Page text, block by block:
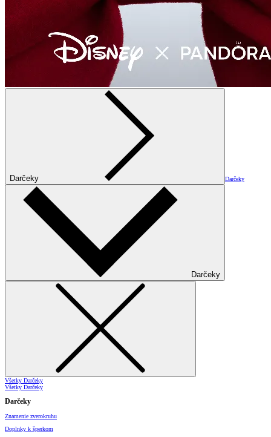
Darčeky Darčeky
Darčeky
Všetky Darčeky
Všetky Darčeky
Darčeky
Znamenie zverokruhu
Doplnky k šperkom